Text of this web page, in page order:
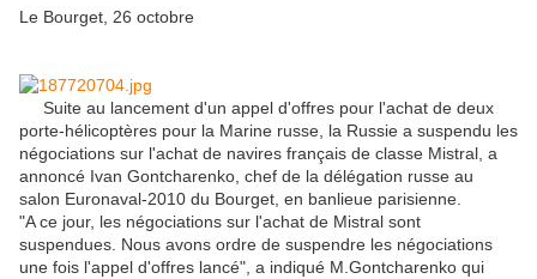
Le Bourget, 26 octobre
Suite au lancement d'un appel d'offres pour l'achat de deux
porte-hélicoptères pour la Marine russe, la Russie a suspendu les
négociations sur l'achat de navires français de classe Mistral, a
annoncé Ivan Gontcharenko, chef de la délégation russe au
salon Euronaval-2010 du Bourget, en banlieue parisienne.
"A ce jour, les négociations sur l'achat de Mistral sont
suspendues. Nous avons ordre de suspendre les négociations
une fois l'appel d'offres lancé", a indiqué M.Gontcharenko qui